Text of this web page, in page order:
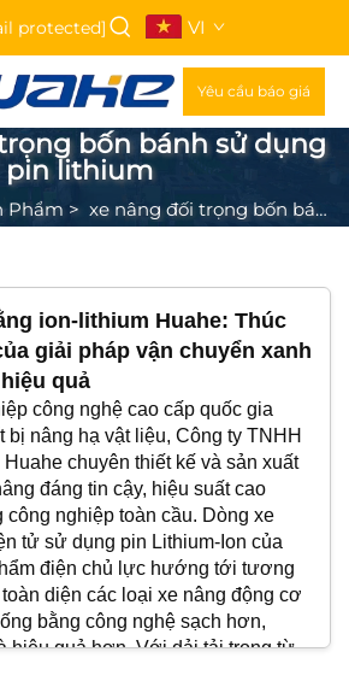
protected] VI
Yêu cầu báo giá
bốn bánh sử dụng
pin lithium
Phẩm > xe nâng đối trọng bốn bánh sử dụng pin lithium
ion-lithium Huahe: Thúc
giải pháp vận chuyển xanh
quả
công nghệ cao cấp quốc gia
bị nâng hạ vật liệu, Công ty TNHH
chuyên thiết kế và sản xuất
đáng tin cậy, hiệu suất cao
công nghiệp toàn cầu. Dòng xe
tử sử dụng pin Lithium-Ion của
điện chủ lực hướng tới tương
toàn diện các loại xe nâng động cơ
bằng công nghệ sạch hơn,
hiệu quả hơn. Với dải tải trọng từ